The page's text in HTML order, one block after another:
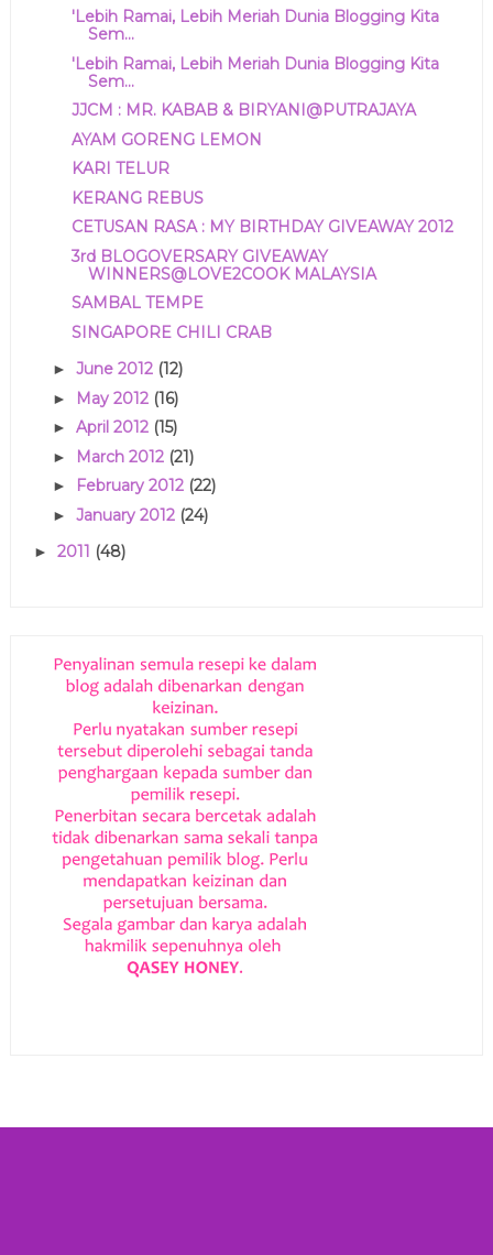
'Lebih Ramai, Lebih Meriah Dunia Blogging Kita
Sem...
'Lebih Ramai, Lebih Meriah Dunia Blogging Kita
Sem...
JJCM : MR. KABAB & BIRYANI@PUTRAJAYA
AYAM GORENG LEMON
KARI TELUR
KERANG REBUS
CETUSAN RASA : MY BIRTHDAY GIVEAWAY 2012
3rd BLOGOVERSARY GIVEAWAY
WINNERS@LOVE2COOK MALAYSIA
SAMBAL TEMPE
SINGAPORE CHILI CRAB
► June 2012 (12)
► May 2012 (16)
► April 2012 (15)
► March 2012 (21)
► February 2012 (22)
► January 2012 (24)
► 2011 (48)